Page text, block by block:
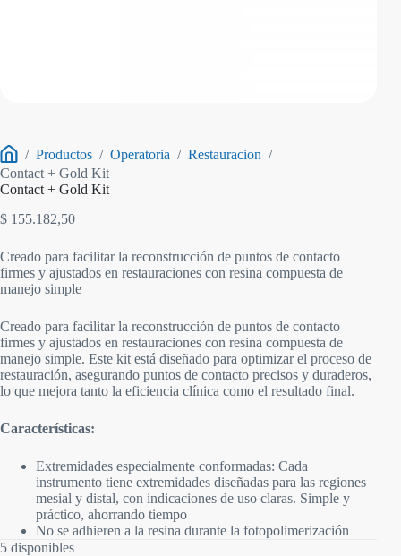
Inicio
/ Productos / Operatoria / Restauracion /
Contact + Gold Kit
Contact + Gold Kit
$ 155.182,50
Creado para facilitar la reconstrucción de puntos de contacto
firmes y ajustados en restauraciones con resina compuesta de
manejo simple
Creado para facilitar la reconstrucción de puntos de contacto
firmes y ajustados en restauraciones con resina compuesta de
manejo simple. Este kit está diseñado para optimizar el proceso de
restauración, asegurando puntos de contacto precisos y duraderos,
lo que mejora tanto la eficiencia clínica como el resultado final.
Características:
Extremidades especialmente conformadas: Cada
instrumento tiene extremidades diseñadas para las regiones
mesial y distal, con indicaciones de uso claras. Simple y
práctico, ahorrando tiempo
No se adhieren a la resina durante la fotopolimerización
5 disponibles